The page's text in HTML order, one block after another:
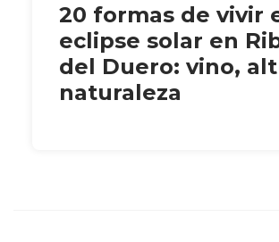
20 formas de vivir
eclipse solar en
del Duero: vino,
naturaleza